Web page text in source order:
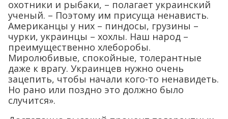
охотники и рыбаки, – полагает украинский
ученый. – Поэтому им присуща ненависть.
Американцы у них – пиндосы, грузины –
чурки, украинцы – хохлы. Наш народ –
преимущественно хлеборобы.
Миролюбивые, спокойные, толерантные
даже к врагу. Украинцев нужно очень
зацепить, чтобы начали кого-то ненавидеть.
Но рано или поздно это должно было
случится».